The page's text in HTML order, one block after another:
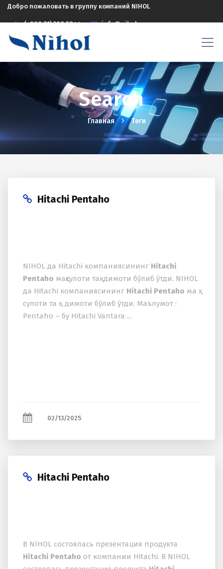
Добро пожаловать в группу компаний NIHOL
(+998 71) 208 5844 info@nihol.uz
Search
Главная Теги
Hitachi Pentaho
NIHOL да Hitachi компаниясининг Hitachi
Pentaho маҳсулоти тақдимоти бўлиб ўтди. NIHOL
да Hitachi компаниясининг Hitachi Pentaho ма ҳ
сулоти та қ димоти бўлиб ўтди. Маълумот :
Pentaho – бу Hitachi Vantara ...
02/13/2025
Hitachi Pentaho
В NIHOL состоялась презентация продукта
Hitachi Pentaho от компании Hitachi. В NIHOL